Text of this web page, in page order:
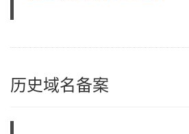
历史域名备案